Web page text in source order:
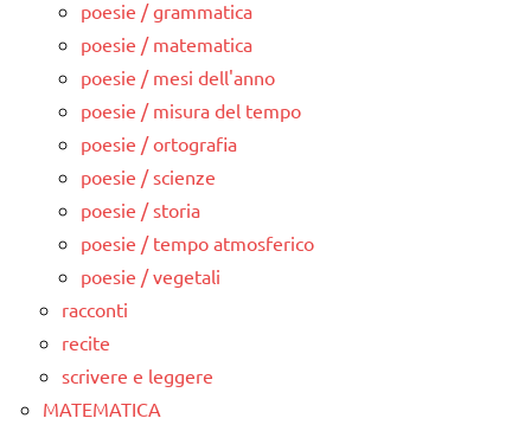
poesie / grammatica
poesie / matematica
poesie / mesi dell'anno
poesie / misura del tempo
poesie / ortografia
poesie / scienze
poesie / storia
poesie / tempo atmosferico
poesie / vegetali
racconti
recite
scrivere e leggere
MATEMATICA